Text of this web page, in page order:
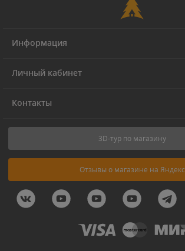
Информация
Личный кабинет
Контакты
3D-тур по магазину
Отзывы о магазине на Яндекс